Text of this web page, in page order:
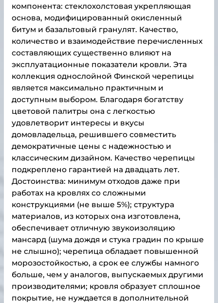
компонента: стеклохолстовая укрепляющая
основа, модифицированный окисленный
битум и базальтовый гранулят. Качество,
количество и взаимодействие перечисленных
составляющих существенно влияют на
эксплуатационные показатели кровли. Эта
коллекция однослойной Финской черепицы
является максимально практичным и
доступным выбором. Благодаря богатству
цветовой палитры она с легкостью
удовлетворит интересы и вкусы
домовладельца, решившего совместить
демократичные цены с надежностью и
классическим дизайном. Качество черепицы
подкреплено гарантией на двадцать лет.
Достоинства: минимум отходов даже при
работах на кровлях со сложными
конструкциями (не выше 5%); структура
материалов, из которых она изготовлена,
обеспечивает отличную звукоизоляцию
мансард (шума дождя и стука градин по крыше
не слышно); черепица обладает повышенной
морозостойкостью, а срок ее службы намного
больше, чем у аналогов, выпускаемых другими
производителями; кровля образует сплошное
покрытие, не нуждается в дополнительной